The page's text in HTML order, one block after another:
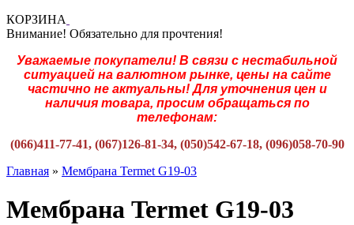
КОРЗИНА
Внимание! Обязательно для прочтения!
Уважаемые покупатели! В связи с нестабильной
ситуацией на валютном рынке, цены на сайте
частично не актуальны! Для уточнения цен и
наличия товара, просим обращаться по
телефонам:
(066)411-77-41, (067)126-81-34, (050)542-67-18, (096)058-70-90
Главная » Мембрана Termet G19-03
Мембрана Termet G19-03